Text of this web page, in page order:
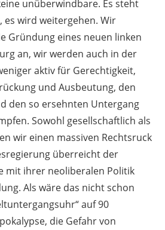
unüberwindbare. Es steht
es wird weitergehen. Wir
Gründung eines neuen linken
an, wir werden auch in der
aktiv für Gerechtigkeit,
und Ausbeutung, den
den so ersehnten Untergang
Sowohl gesellschaftlich als
wir einen massiven Rechtsruck
überreicht der
mit ihrer neoliberalen Politik
Als wäre das nicht schon
auf 90
die Gefahr von